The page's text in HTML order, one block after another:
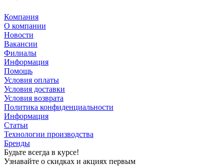
Компания
О компании
Новости
Вакансии
Филиалы
Информация
Помощь
Условия оплаты
Условия доставки
Условия возврата
Политика конфиденциальности
Информация
Статьи
Технологии производства
Бренды
Будьте всегда в курсе!
Узнавайте о скидках и акциях первым